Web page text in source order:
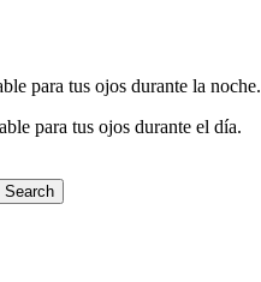
para tus ojos durante la noche.
para tus ojos durante el día.
Search